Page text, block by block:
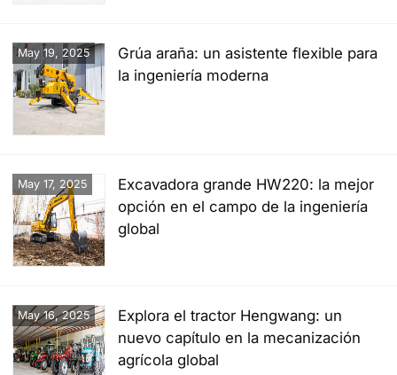
Grúa araña: un asistente flexible para
la ingeniería moderna
May 19, 2025
Excavadora grande HW220: la mejor
opción en el campo de la ingeniería
global
May 17, 2025
Explora el tractor Hengwang: un
nuevo capítulo en la mecanización
agrícola global
May 16, 2025